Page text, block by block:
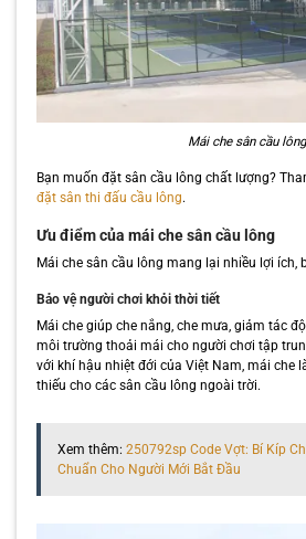
Mái che sân cầu lông
Bạn muốn đặt sân cầu lông chất lượng?
đặt sân thi đấu cầu lông.
Ưu điểm của mái che sân cầu lông
Mái che sân cầu lông mang lại nhiều lợi ích,
Bảo vệ người chơi khỏi thời tiết
Mái che giúp che nắng, che mưa, giảm tác
môi trường thoải mái cho người chơi tập
với khí hậu nhiệt đới của Việt Nam, mái che
thiếu cho các sân cầu lông ngoài trời.
Xem thêm: 250792sp Code Vợt: Bí Kíp
Chuẩn Cho Người Mới Bắt Đầu